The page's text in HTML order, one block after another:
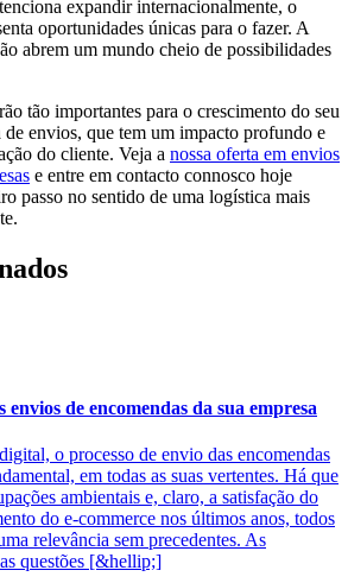
expandir internacionalmente, o
oportunidades únicas para o fazer. A
abrem um mundo cheio de possibilidades
tão importantes para o crescimento do seu
envios, que tem um impacto profundo e
do cliente. Veja a nossa oferta em envios
e entre em contacto connosco hoje
passo no sentido de uma logística mais
de encomendas da sua empresa
o processo de envio das encomendas
em todas as suas vertentes. Há que
ambientais e, claro, a satisfação do
do e-commerce nos últimos anos, todos
relevância sem precedentes. As
questões [&hellip;]